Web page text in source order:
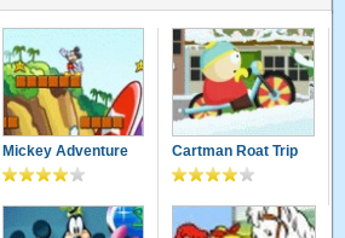
Mickey Adventure Cartman Roat Trip